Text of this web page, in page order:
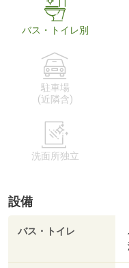
バス・トイレ別
駐車場
(近隣含)
洗面所独立
設備
バス・トイレ